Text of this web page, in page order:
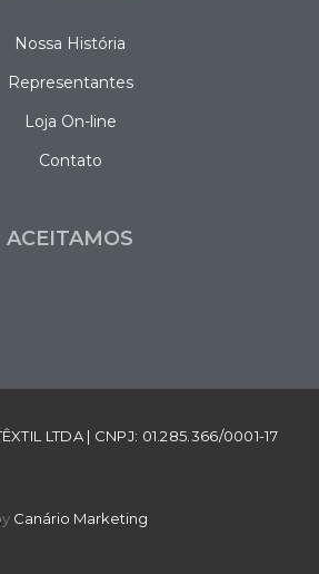
Nossa História
Representantes
Loja On-line
Contato
ACEITAMOS
LTDA | CNPJ: 01.285.366/0001-17
Canário Marketing